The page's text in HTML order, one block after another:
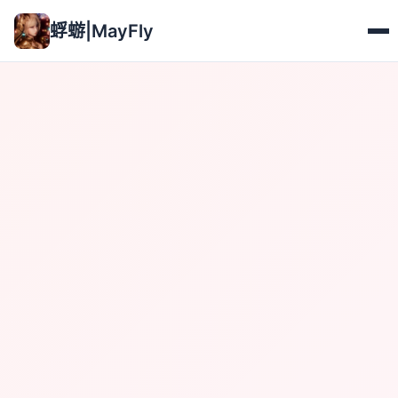
蜉蝣|MayFly